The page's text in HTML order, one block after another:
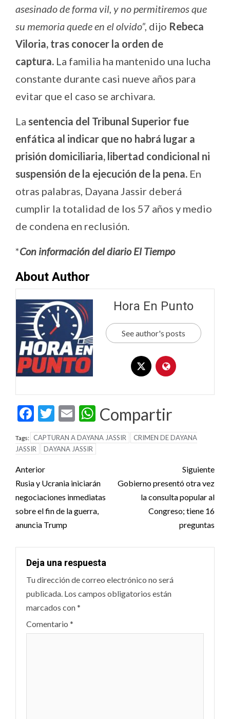
asesinado de forma vil, y no permitiremos que
su memoria quede en el olvido”, dijo Rebeca
Viloria, tras conocer la orden de
captura. La familia ha mantenido una lucha
constante durante casi nueve años para
evitar que el caso se archivara.
La sentencia del Tribunal Superior fue
enfática al indicar que no habrá lugar a
prisión domiciliaria, libertad condicional ni
suspensión de la ejecución de la pena. En
otras palabras, Dayana Jassir deberá
cumplir la totalidad de los 57 años y medio
de condena en reclusión.
*Con información del diario El Tiempo
About Author
Hora En Punto
See author's posts
Facebook
Twitter
EmailWhatsApp
Compartir
Tags: CAPTURAN A DAYANA JASSIR
CRIMEN DE DAYANA
JASSIR
DAYANA JASSIR
Post
navigation
Anterior
Rusia y Ucrania iniciarán
negociaciones inmediatas
sobre el fin de la guerra,
anuncia Trump
Siguiente
Gobierno presentó otra vez
la consulta popular al
Congreso; tiene 16
preguntas
Deja una respuesta
Tu dirección de correo electrónico no será
publicada. Los campos obligatorios están
marcados con*
Comentario *